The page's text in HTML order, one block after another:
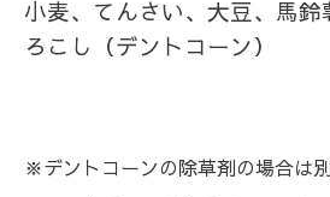
小麦、てんさい、大豆、馬鈴
ろこし（デントコーン）
※デントコーンの除草剤の場合は